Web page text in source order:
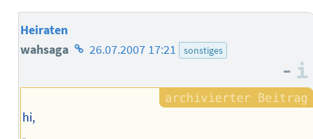
Heiraten
wahsaga Homepage
Autors
26.07.2007 17:21 sonstiges
–
hi,